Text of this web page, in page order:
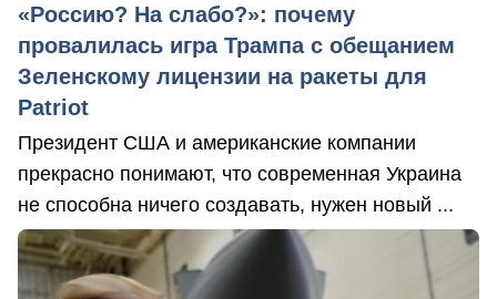
«Россию? На слабо?»: почему
провалилась игра Трампа с обещанием
Зеленскому лицензии на ракеты для
Patriot
Президент США и американские компании
прекрасно понимают, что современная Украина
не способна ничего создавать, нужен новый ...